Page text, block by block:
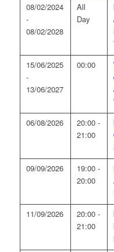
08/02/2024
-
08/02/2028
All
Day
15/06/2025
-
13/06/2027
00:00
06/08/2026
20:00 -
21:00
09/09/2026
19:00 -
20:00
11/09/2026
20:00 -
21:00